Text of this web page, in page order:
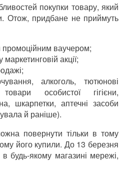
покупки товару, який
Отож, придбане не приймуть
промоційним ваучером;
акції;
алкоголь, тютюнові
особистої гігієни,
шкарпетки, аптечні засоби
й раніше).
повернути тільки в тому
його купили. До 13 березня
будь-якому магазині мережі,